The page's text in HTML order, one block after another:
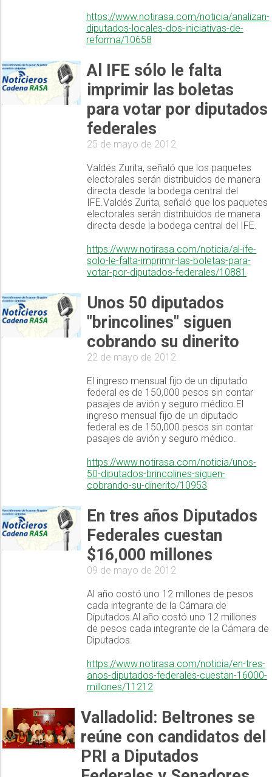
https://www.notirasa.com/noticia/analizan-
diputados-locales-dos-iniciativas-de-
reforma/10658
Al IFE sólo le falta
imprimir las boletas
para votar por diputados
federales
25 de mayo de 2012
Valdés Zurita, señaló que los paquetes
electorales serán distribuidos de manera
directa desde la bodega central del
IFE.Valdés Zurita, señaló que los paquetes
electorales serán distribuidos de manera
directa desde la bodega central del IFE.
https://www.notirasa.com/noticia/al-ife-
solo-le-falta-imprimir-las-boletas-para-
votar-por-diputados-federales/10881
Unos 50 diputados
"brincolines" siguen
cobrando su dinerito
22 de mayo de 2012
El ingreso mensual fijo de un diputado
federal es de 150,000 pesos sin contar
pasajes de avión y seguro médico.El
ingreso mensual fijo de un diputado
federal es de 150,000 pesos sin contar
pasajes de avión y seguro médico.
https://www.notirasa.com/noticia/unos-
50-diputados-brincolines-siguen-
cobrando-su-dinerito/10953
En tres años Diputados
Federales cuestan
$16,000 millones
09 de mayo de 2012
Al año costó uno 12 millones de pesos
cada integrante de la Cámara de
Diputados.Al año costó uno 12 millones
de pesos cada integrante de la Cámara de
Diputados.
https://www.notirasa.com/noticia/en-tres-
anos-diputados-federales-cuestan-16000-
millones/11212
Valladolid: Beltrones se
reúne con candidatos del
PRI a Diputados